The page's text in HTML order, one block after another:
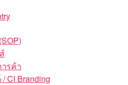
รค้า
CI Branding